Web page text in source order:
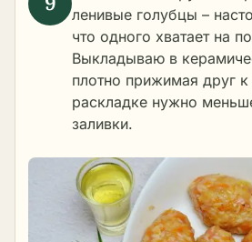
ленивые голубцы –
что одного хватает на
Выкладываю в
плотно прижимая друг
раскладке нужно
заливки.